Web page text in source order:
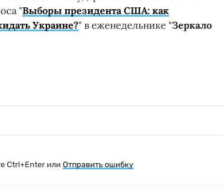
"Выборы президента США: как
Украине?" в еженедельнике "Зеркало
Ctrl+Enter или Отправить ошибку